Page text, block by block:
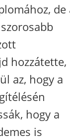
de
hozzátette,
az, hogy a
hogy a
is